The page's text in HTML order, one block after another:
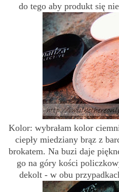
do tego aby produkt się
Kolor: wybrałam kolor
ciepły miedziany brąz z
brokatem. Na buzi daje
go na góry kości
dekolt - w obu